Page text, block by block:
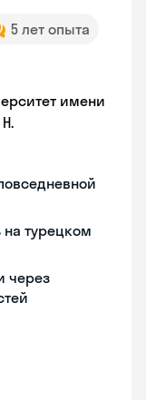
5 лет опыта
имени
на турецком
через